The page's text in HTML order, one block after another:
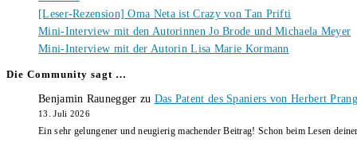
[Leser-Rezension] Oma Neta ist Crazy von Tan Prifti
Mini-Interview mit den Autorinnen Jo Brode und Michaela Meyer
Mini-Interview mit der Autorin Lisa Marie Kormann
Die Community sagt …
Benjamin Raunegger zu Das Patent des Spaniers von Herbert
13. Juli 2026
Ein sehr gelungener und neugierig machender Beitrag! Schon beim Lesen